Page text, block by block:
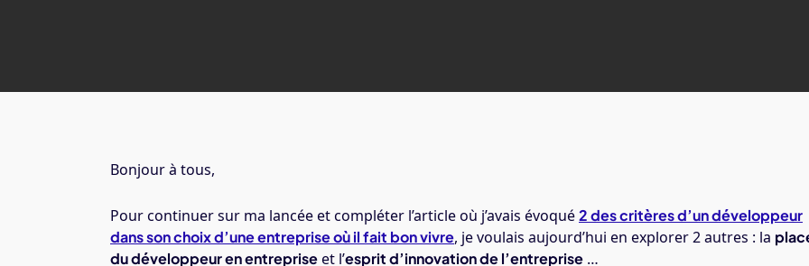
Bonjour à tous,
Pour continuer sur ma lancée et compléter l’article où j’avais évoqué2 des critères d’un développeur
dans son choix d’une entreprise où il fait bon vivre, je voulais aujourd’hui en explorer 2 autres : la
du développeur en entrepriseet l’esprit d’innovation de l’entreprise …